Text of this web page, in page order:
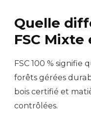
Quelle
FSC Mixte
FSC 100 %
forêts gérées
bois certifié et
contrôlées.